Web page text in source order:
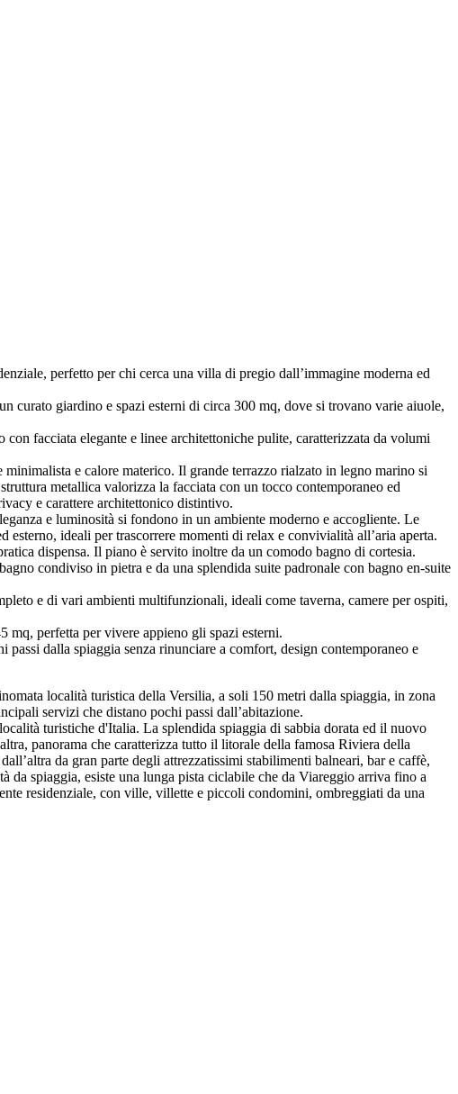
perfetto per chi cerca una villa di pregio dall’immagine moderna ed
curato giardino e spazi esterni di circa 300 mq, dove si trovano varie aiuole,
facciata elegante e linee architettoniche pulite, caratterizzata da volumi
e calore materico. Il grande terrazzo rialzato in legno marino si
metallica valorizza la facciata con un tocco contemporaneo ed
e carattere architettonico distintivo.
e luminosità si fondono in un ambiente moderno e accogliente. Le
ideali per trascorrere momenti di relax e convivialità all’aria aperta.
dispensa. Il piano è servito inoltre da un comodo bagno di cortesia.
condiviso in pietra e da una splendida suite padronale con bagno en-suite
e di vari ambienti multifunzionali, ideali come taverna, camere per ospiti,
mq, perfetta per vivere appieno gli spazi esterni.
dalla spiaggia senza rinunciare a comfort, design contemporaneo e
località turistica della Versilia, a soli 150 metri dalla spiaggia, in zona
servizi che distano pochi passi dall’abitazione.
turistiche d'Italia. La splendida spiaggia di sabbia dorata ed il nuovo
panorama che caratterizza tutto il litorale della famosa Riviera della
da gran parte degli attrezzatissimi stabilimenti balneari, bar e caffè,
spiaggia, esiste una lunga pista ciclabile che da Viareggio arriva fino a
residenziale, con ville, villette e piccoli condomini, ombreggiati da una